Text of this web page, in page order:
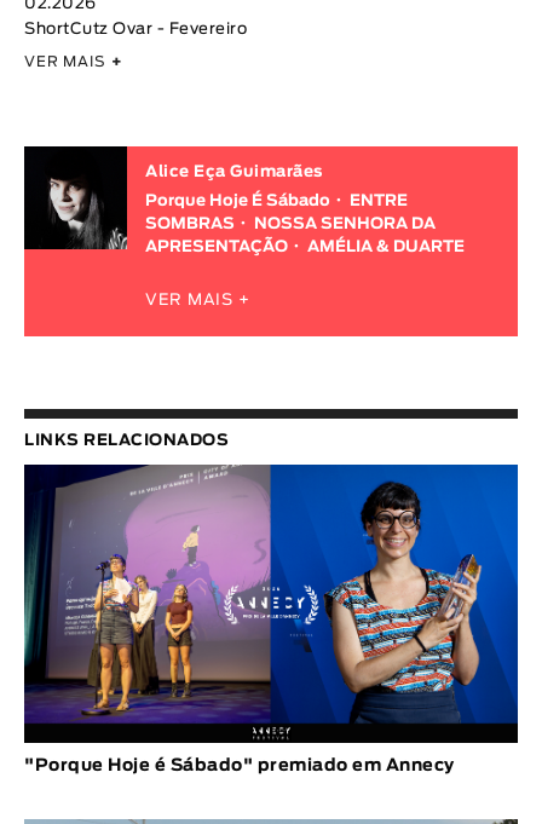
02.2026
ShortCutz Ovar - Fevereiro
VER MAIS +
Alice Eça Guimarães
Porque Hoje É Sábado
ENTRE
SOMBRAS
NOSSA SENHORA DA
APRESENTAÇÃO
AMÉLIA & DUARTE
VER MAIS +
LINKS RELACIONADOS
"Porque Hoje é Sábado" premiado em Annecy